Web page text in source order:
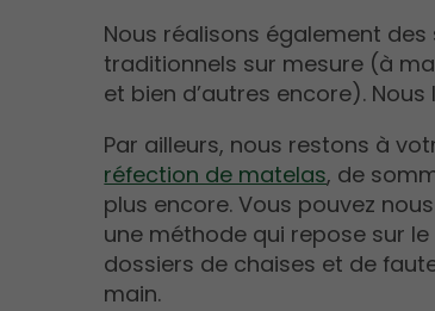
Nous réalisons également
traditionnels sur mesure (à
et bien d’autres encore).
Par ailleurs, nous restons à
réfection de matelas, de
plus encore. Vous pouvez
une méthode qui repose sur
dossiers de chaises et de
main.